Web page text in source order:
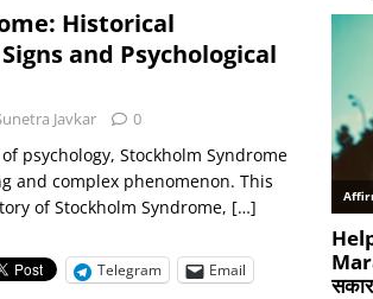
Historical
and Psychological
Javkar 0
psychology, Stockholm Syndrome
and complex phenomenon. This
of Stockholm Syndrome, […]
Telegram Email